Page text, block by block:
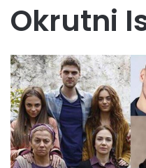
Okrutni